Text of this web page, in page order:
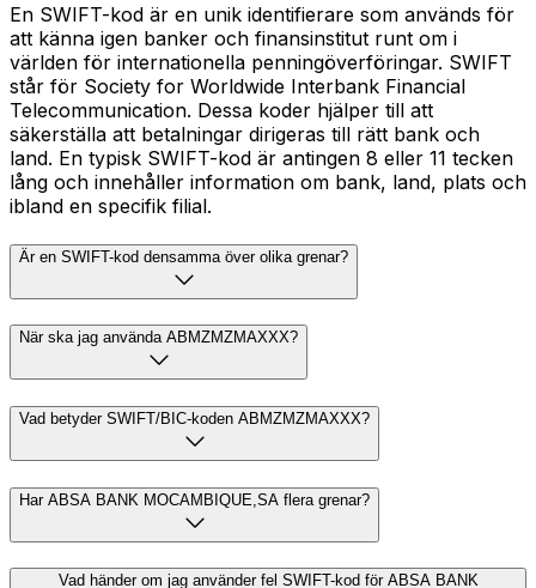
En SWIFT-kod är en unik identifierare som används för
att känna igen banker och finansinstitut runt om i
världen för internationella penningöverföringar. SWIFT
står för Society for Worldwide Interbank Financial
Telecommunication. Dessa koder hjälper till att
säkerställa att betalningar dirigeras till rätt bank och
land. En typisk SWIFT-kod är antingen 8 eller 11 tecken
lång och innehåller information om bank, land, plats och
ibland en specifik filial.
Är en SWIFT-kod densamma över olika grenar?
När ska jag använda ABMZMZMAXXX?
Vad betyder SWIFT/BIC-koden ABMZMZMAXXX?
Har ABSA BANK MOCAMBIQUE,SA flera grenar?
Vad händer om jag använder fel SWIFT-kod för ABSA BANK